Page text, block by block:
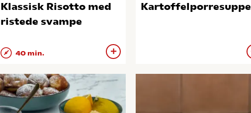
Klassisk Risotto med
ristede svampe
40 min.
Kartoffelporresuppe